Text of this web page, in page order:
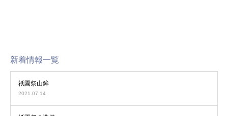
新着情報一覧
祇園祭山鉾
2021.07.14